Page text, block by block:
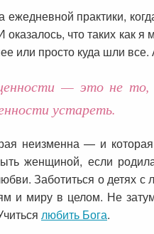
ежедневной практики,
что таких как я
или просто куда шли
ценности — это не
устареть.
неизменна — и
женщиной, если
Заботиться о детях
и миру в целом. Не
любить Бога.